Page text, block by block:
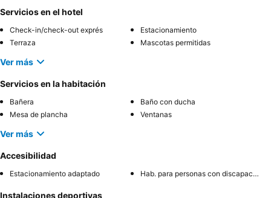
Servicios en el hotel
Check-in/check-out exprés
Estacionamiento
Terraza
Mascotas permitidas
Ver más
Servicios en la habitación
Bañera
Baño con ducha
Mesa de plancha
Ventanas
Ver más
Accesibilidad
Estacionamiento adaptado Hab. para personas con discapacidad
Instalaciones deportivas